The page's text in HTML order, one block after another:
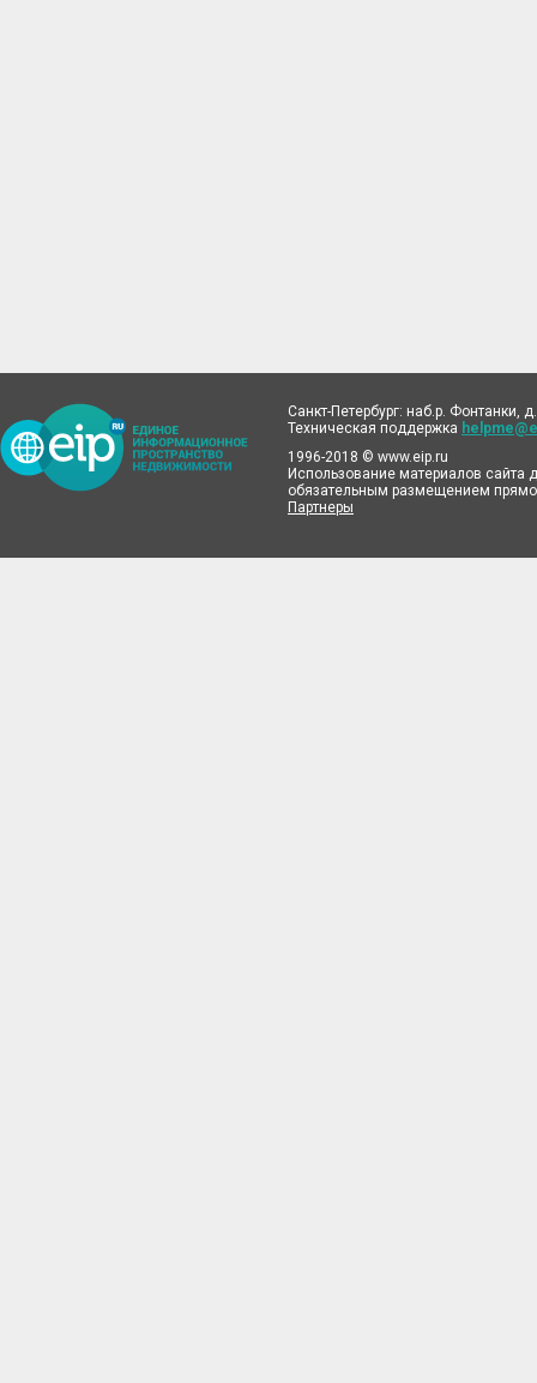
Санкт-Петербург: наб.р. Фонтанки,
Техническая поддержка
1996-2018 © www.eip.ru
Использование материалов сайта
обязательным размещением
Партнеры